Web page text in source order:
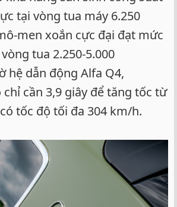
tại vòng tua máy 6.250
men xoắn cực đại đạt mức
tua 2.250-5.000
hệ dẫn động Alfa Q4,
chỉ cần 3,9 giây để tăng tốc từ
tốc độ tối đa 304 km/h.